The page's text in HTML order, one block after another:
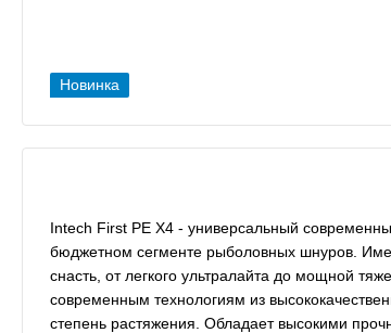
Новинка
Intech First PE X4 - универсальный
бюджетном сегменте рыболовных шнуров.
снасть, от легкого ультралайта до мощной
современным технологиям из
степень растяжения. Обладает высокими